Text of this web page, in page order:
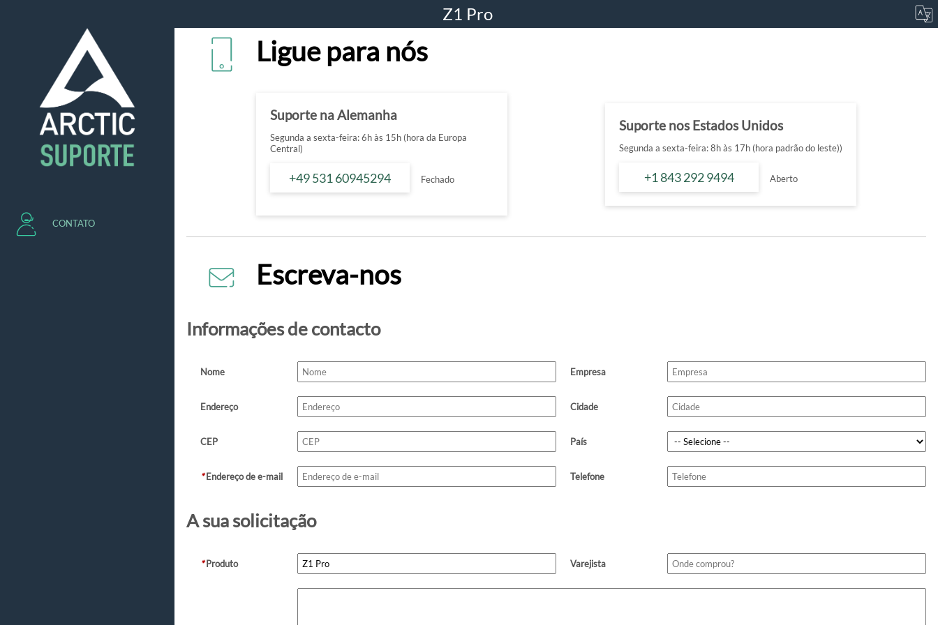
Z1 Pro
CONTATO
Ligue para nós
Suporte na Alemanha
Segunda a sexta-feira: 6h às 15h (hora da Europa
Central)
+49 531 60945294 Fechado
Suporte nos Estados Unidos
Segunda a sexta-feira: 8h às 17h (hora padrão do leste))
+1 843 292 9494 Aberto
Escreva-nos
Informações de contacto
Nome Empresa
Endereço Cidade
CEP País
*Endereço de e-mail Telefone
A sua solicitação
*Produto Varejista